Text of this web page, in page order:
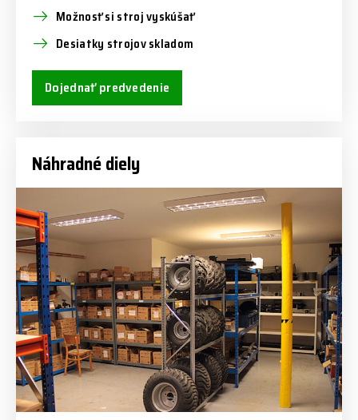
Možnosť si stroj vyskúšať
Desiatky strojov skladom
Dojednať predvedenie
Náhradné diely